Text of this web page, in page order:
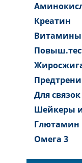
Креатин
Для
Шейкеры
Глютамин
Омега 3